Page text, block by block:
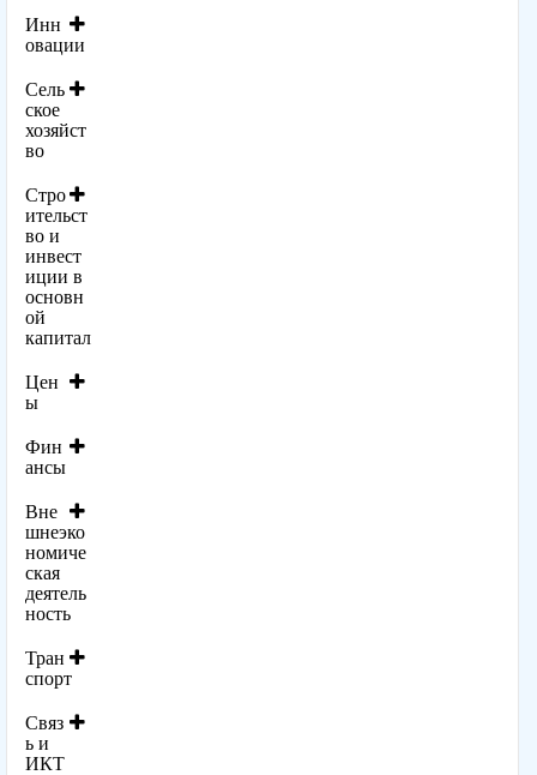
Инн
овации
Сель
ское
хозяйст
во
Стро
ительст
во и
инвест
иции в
основн
ой
капитал
Цен
ы
Фин
ансы
Вне
шнеэко
номиче
ская
деятель
ность
Тран
спорт
Связ
ь и
ИКТ